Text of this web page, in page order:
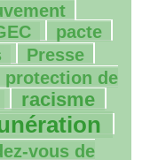
pacte
Presse
protection de
racisme
vous de